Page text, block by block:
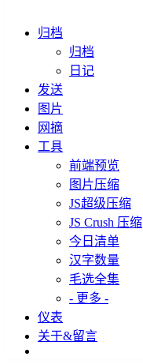
归档
归档
日记
发送
图片
网摘
工具
前端预览
图片压缩
JS超级压缩
JS Crush 压缩
今日清单
汉字数量
毛选全集
- 更多 -
仪表
关于&留言